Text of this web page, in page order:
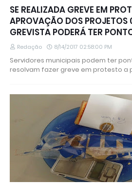
SE REALIZADA GREVE EM
APROVAÇÃO DOS PROJETOS
GREVISTA PODERÁ TER
Redação 8/14/2017 02:58:00 PM
Servidores municipais podem ter
resolvam fazer greve em protesto a